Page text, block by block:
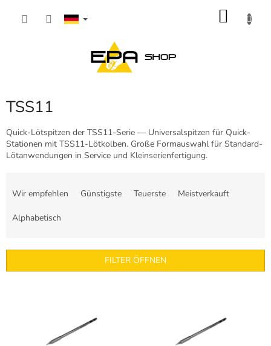
TSS11
Quick-Lötspitzen der TSS11-Serie — Universalspitzen für Quick-
Stationen mit TSS11-Lötkolben. Große Formauswahl für Standard-
Lötanwendungen in Service und Kleinserienfertigung.
d
s
Wir empfehlen Günstigste Teuerste Meistverkauft
Alphabetisch
FILTER ÖFFNEN